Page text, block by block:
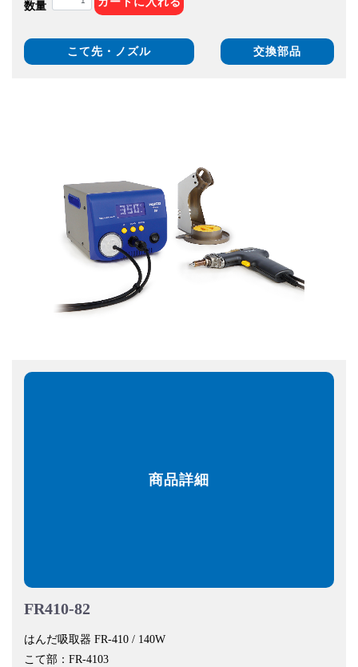
数量
こて先・ノズル 交換部品
商品詳細
FR410-82
はんだ吸取器 FR-410 / 140W
こて部：FR-4103